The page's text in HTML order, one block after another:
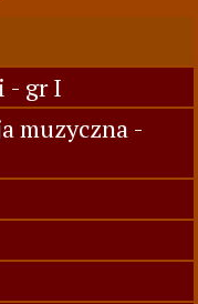
- gr I
muzyczna -